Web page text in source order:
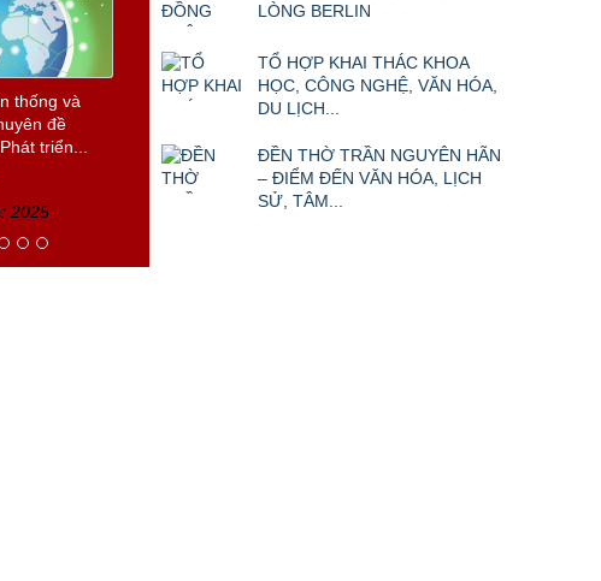
thống và
đề
triển...
2025
LÒNG BERLIN
TỔ HỢP KHAI THÁC KHOA
HỌC, CÔNG NGHỆ, VĂN HÓA,
DU LỊCH...
ĐỀN THỜ TRẦN NGUYÊN HÃN
– ĐIỂM ĐẾN VĂN HÓA, LỊCH
SỬ, TÂM...